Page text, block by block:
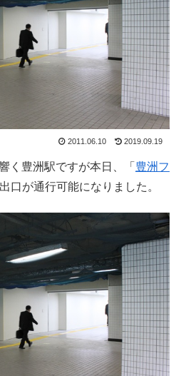
2011.06.10 2019.09.19
く豊洲駅ですが本日、「 豊洲フ
出口が通行可能になりました。